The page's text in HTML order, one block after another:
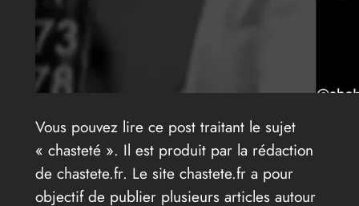
Vous pouvez lire ce post traitant le sujet
« chasteté ». Il est produit par la rédaction
de chastete.fr. Le site chastete.fr a pour
objectif de publier plusieurs articles autour